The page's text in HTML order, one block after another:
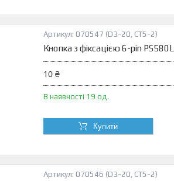
070547 (D3-20, CT5-2)
Кнопка з фіксацією 6-pin
10 ₴
В наявності 19 од.
Купити
070546 (D3-20, CT5-2)